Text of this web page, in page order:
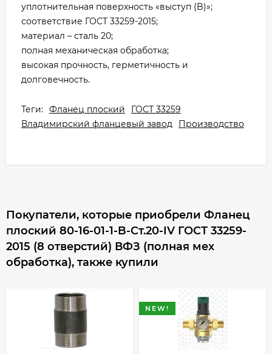
уплотнительная поверхность «выступ (B)»;
соответствие ГОСТ 33259-2015;
материал – сталь 20;
полная механическая обработка;
высокая прочность, герметичность и
долговечность.
Теги: Фланец плоский
ГОСТ 33259
Владимирский фланцевый завод
Производство
Покупатели, которые приобрели Фланец
плоский 80-16-01-1-B-Ст.20-IV ГОСТ 33259-
2015 (8 отверстий) ВФЗ (полная мех
обработка), также купили
NEW!